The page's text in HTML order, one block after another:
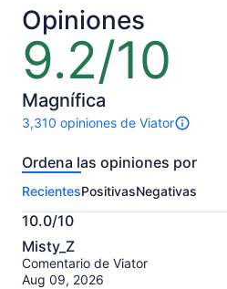
por
adulto
Opiniones
9.2/10
9.2
de
10
Magnífica
3,310 opiniones de Viator
Hay
opiniones
esta
actividad.
Más
información
sobre
nuestras
Ordena las opiniones por
RecientesPositivasNegativas
10.0/10
10.0
de
10
Misty_Z
Comentario de Viator
Aug 09, 2026